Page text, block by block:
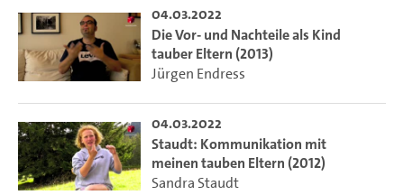
04.03.2022
Die Vor- und Nachteile als Kind
tauber Eltern (2013)
Jürgen Endress
04.03.2022
Staudt: Kommunikation mit
meinen tauben Eltern (2012)
Sandra Staudt